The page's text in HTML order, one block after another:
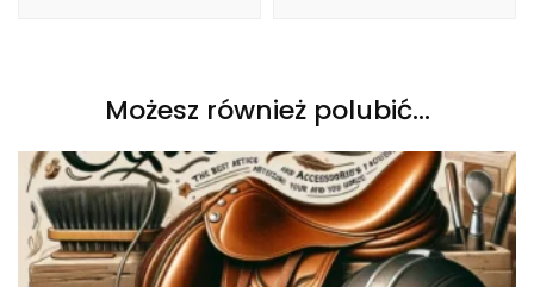
Możesz również polubić…